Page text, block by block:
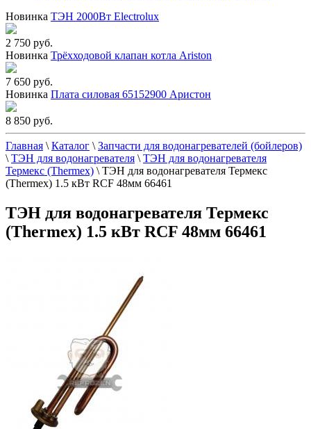
Новинка ТЭН 2000Вт Electrolux
2 750 руб.
Новинка Трёхходовой клапан котла Ariston
7 650 руб.
Новинка Плата силовая 65152900 Аристон
8 850 руб.
Главная \ Каталог \ Запчасти для водонагревателей (бойлеров)
\ ТЭН для водонагревателя \ ТЭН для водонагревателя
Термекс (Thermex) \ ТЭН для водонагревателя Термекс
(Thermex) 1.5 кВт RCF 48мм 66461
ТЭН для водонагревателя Термекс
(Thermex) 1.5 кВт RCF 48мм 66461